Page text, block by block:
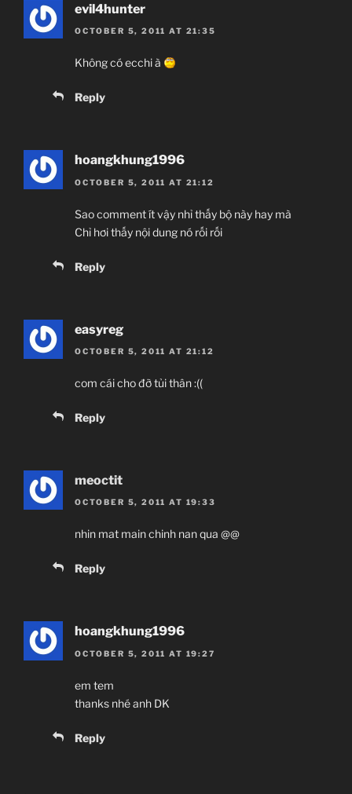
evil4hunter
OCTOBER 5, 2011 AT 21:35
Không có ecchi à
Reply
hoangkhung1996
OCTOBER 5, 2011 AT 21:12
Sao comment ít vậy nhỉ thấy bộ này hay mà
Chỉ hơi thấy nội dung nó rối rối
Reply
easyreg
OCTOBER 5, 2011 AT 21:12
com cái cho đỡ tủi thân :((
Reply
meoctit
OCTOBER 5, 2011 AT 19:33
nhin mat main chinh nan qua @@
Reply
hoangkhung1996
OCTOBER 5, 2011 AT 19:27
em tem
thanks nhé anh DK
Reply